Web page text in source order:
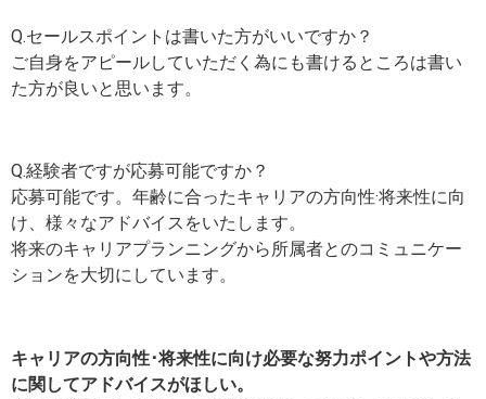
Q.セールスポイントは書いた方がいいですか？
ご自身をアピールしていただく為にも書けるところは書い
た方が良いと思います。
Q.経験者ですが応募可能ですか？
応募可能です。年齢に合ったキャリアの方向性·将来性に向
け、様々なアドバイスをいたします。
将来のキャリアプランニングから所属者とのコミュニケー
ションを大切にしています。
キャリアの方向性･将来性に向け必要な努力ポイントや方法
に関してアドバイスがほしい。